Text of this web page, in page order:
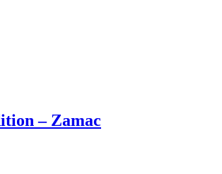
– Zamac